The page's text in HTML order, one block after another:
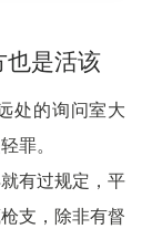
也是活该
处的询问室大
罪。
有过规定，平
支，除非有督